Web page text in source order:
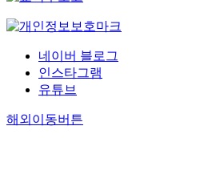
네이버 블로그
인스타그램
유튜브
해외이동버튼